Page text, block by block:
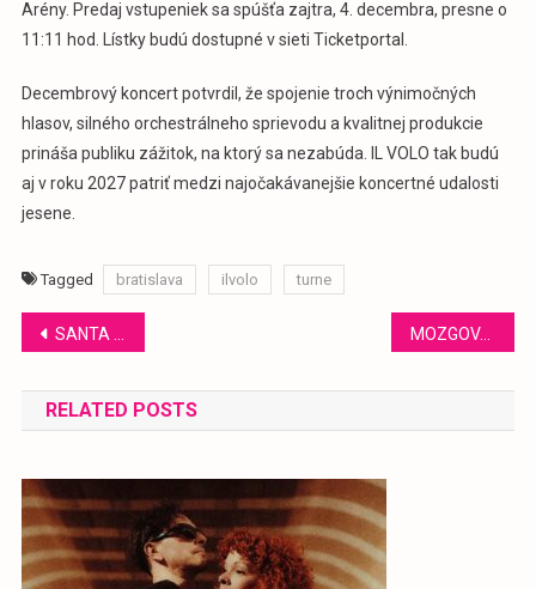
Arény. Predaj vstupeniek sa spúšťa zajtra, 4. decembra, presne o
11:11 hod. Lístky budú dostupné v sieti Ticketportal.
Decembrový koncert potvrdil, že spojenie troch výnimočných
hlasov, silného orchestrálneho sprievodu a kvalitnej produkcie
prináša publiku zážitok, na ktorý sa nezabúda. IL VOLO tak budú
aj v roku 2027 patriť medzi najočakávanejšie koncertné udalosti
jesene.
Tagged bratislava ilvolo turne
Navigácia
v
článku
SANTA JE OFFLINE MOZGOVÁ PRÍHODA
RELATED POSTS